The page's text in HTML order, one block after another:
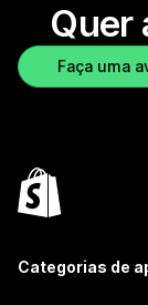
Quer
Faça uma
Categorias de